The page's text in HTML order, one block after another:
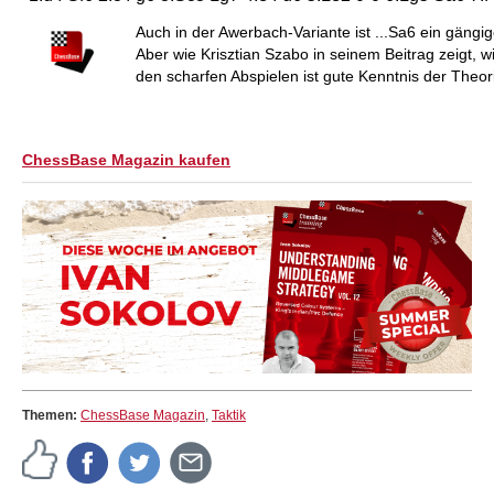
Auch in der Awerbach-Variante ist ...Sa6 ein
Aber wie Krisztian Szabo in seinem Beitrag zeigt,
den scharfen Abspielen ist gute Kenntnis der
ChessBase Magazin kaufen
Themen: ChessBase Magazin, Taktik